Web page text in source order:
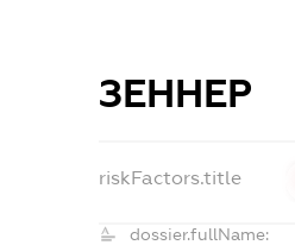
ЗЕННЕР
riskFactors.title
dossier.fullName: